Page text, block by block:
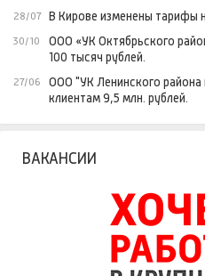
28/07 В Кирове изменены тарифы
30/10
ООО «УК Октябрьского
100 тысяч рублей.
27/06
ООО "УК Ленинского района
клиентам 9,5 млн. рублей.
ВАКАНСИИ